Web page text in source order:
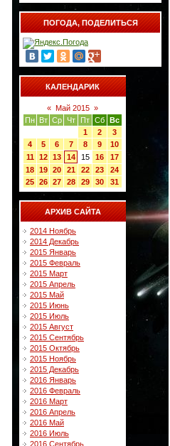
ПОГОДА, ПОДЕЛИТЬСЯ
КАЛЕНДАРИК
« Май 2015 »
Пн Вт Ср Чт Пт Сб Вс
1
2
3
4
5 6 7 8 9
10
11
12 13 14 15 16
17
18 19 20 21 22 23
24
25 26 27 28 29 30 31
АРХИВ САЙТА
2014 Ноябрь
2014 Декабрь
2015 Январь
2015 Февраль
2015 Март
2015 Апрель
2015 Май
2015 Июнь
2015 Июль
2015 Август
2015 Сентябрь
2015 Октябрь
2015 Ноябрь
2015 Декабрь
2016 Январь
2016 Февраль
2016 Март
2016 Апрель
2016 Май
2016 Июль
2016 Сентябрь